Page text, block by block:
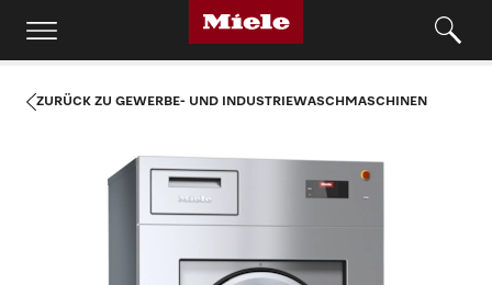
ZURÜCK ZU GEWERBE- UND INDUSTRIEWASCHMASCHINEN